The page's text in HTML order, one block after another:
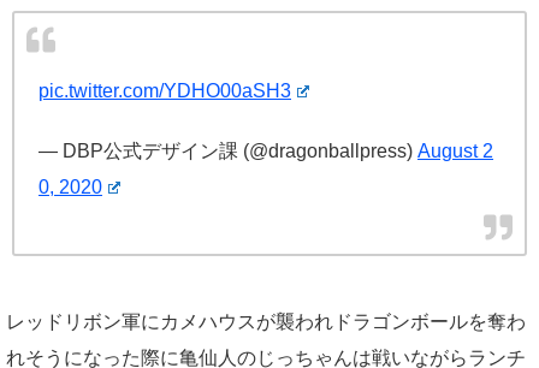
pic.twitter.com/YDHO00aSH3
— DBP公式デザイン課 (@dragonballpress) August 2
0, 2020
レッドリボン軍にカメハウスが襲われドラゴンボールを奪わ
れそうになった際に亀仙人のじっちゃんは戦いながらランチ